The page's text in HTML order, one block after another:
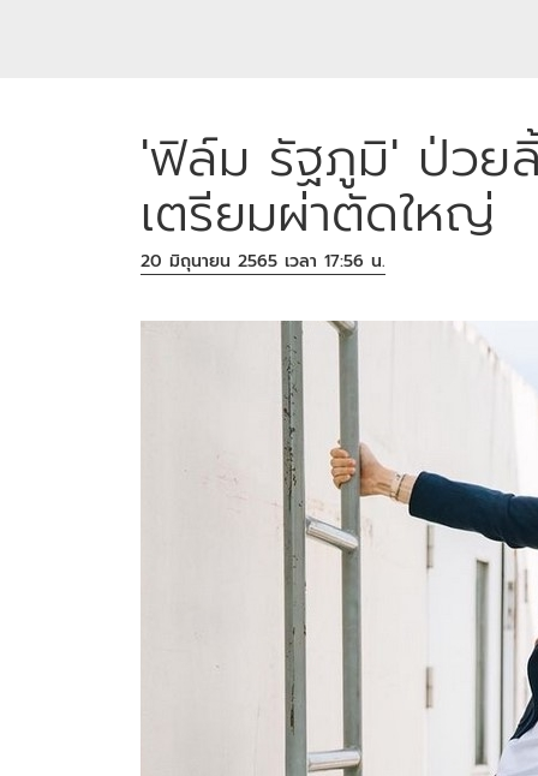
'ฟิล์ม รัฐภูมิ' ป่วยลิ้
เตรียมผ่าตัดใหญ่
20 มิถุนายน 2565 เวลา 17:56 น.